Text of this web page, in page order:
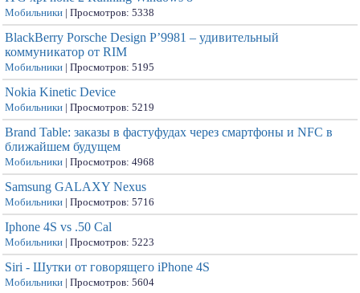
Мобильники | Просмотров: 5338
BlackBerry Porsche Design P’9981 – удивительный
коммуникатор от RIM
Мобильники | Просмотров: 5195
Nokia Kinetic Device
Мобильники | Просмотров: 5219
Brand Table: заказы в фастуфудах через смартфоны и NFC в
ближайшем будущем
Мобильники | Просмотров: 4968
Samsung GALAXY Nexus
Мобильники | Просмотров: 5716
Iphone 4S vs .50 Cal
Мобильники | Просмотров: 5223
Siri - Шутки от говорящего iPhone 4S
Мобильники | Просмотров: 5604